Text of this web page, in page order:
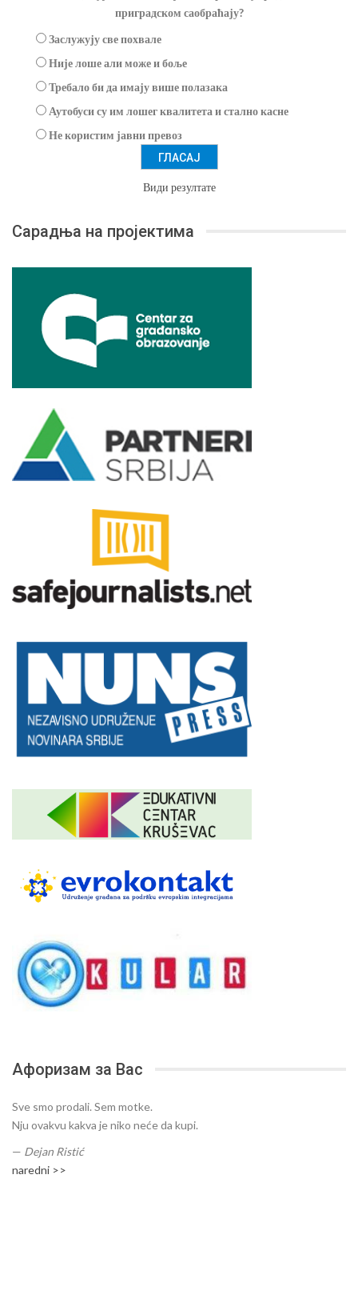
приградском саобраћају?
Заслужују све похвале
Није лоше али може и боље
Требало би да имају више полазака
Аутобуси су им лошег квалитета и стално касне
Не користим јавни превоз
Види резултате
Сарадња на пројектима
Афоризам за Вас
Sve smo prodali. Sem motke.
Nju ovakvu kakva je niko neće da kupi.
— Dejan Ristić
naredni >>